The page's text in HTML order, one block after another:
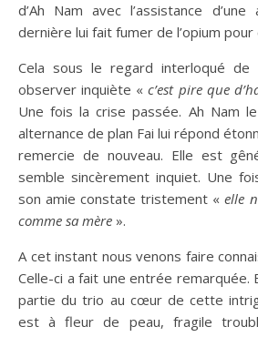
d’Ah Nam avec l’assistance
dernière lui fait fumer de l’opium pour
Cela sous le regard interloqué de
observer inquiète «c’est pire que
Une fois la crise passée. Ah Nam
alternance de plan Fai lui répond
remercie de nouveau. Elle est
semble sincèrement inquiet. Une
son amie constate tristement «elle
comme sa mère ».
A cet instant nous venons faire
Celle-ci a fait une entrée remarquée.
partie du trio au cœur de cette
est à fleur de peau, fragile